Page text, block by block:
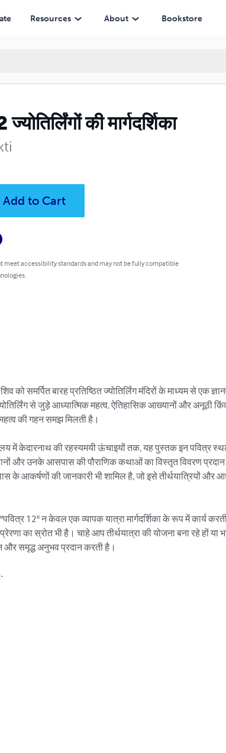
Resources About Bookstore
की मार्गदर्शिका
Add to Cart
meet accessibility standards and may not be fully compatible
को समर्पित बारह प्रतिष्ठित ज्योतिर्लिंग मंदिरों के माध्यम से एक
से जुड़े आध्यात्मिक महत्व, ऐतिहासिक आख्यानों और अनूठी
की गहन समझ मिलती है।
में केदारनाथ की रहस्यमयी ऊंचाइयों तक, यह पुस्तक इन पवित्र
और उनके आसपास की पौराणिक कथाओं का विस्तृत विवरण प्रदान
के आकर्षणों की जानकारी भी शामिल है, जो इसे तीर्थयात्रियों
"पवित्र 12" न केवल एक व्यापक यात्रा मार्गदर्शिका के रूप में कार्य
का स्रोत भी है। चाहे आप तीर्थयात्रा की योजना बना रहे हों या
समृद्ध अनुभव प्रदान करती है।